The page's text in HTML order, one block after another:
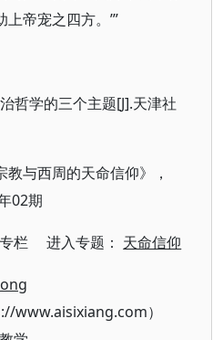
帝宠之四方。’”
哲学的三个主题[J].天津社
与西周的天命信仰》，
02期
栏 进入专题： 天命信仰
www.aisixiang.com）